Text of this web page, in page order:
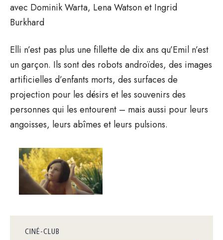
avec Dominik Warta, Lena Watson et Ingrid
Burkhard
Elli n’est pas plus une fillette de dix ans qu’Emil n’est
un garçon. Ils sont des robots androïdes, des images
artificielles d’enfants morts, des surfaces de
projection pour les désirs et les souvenirs des
personnes qui les entourent – mais aussi pour leurs
angoisses, leurs abîmes et leurs pulsions.
CINÉ-CLUB